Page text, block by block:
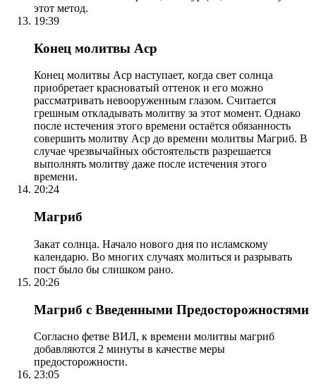
этот метод.
19:39
Конец молитвы Аср
Конец молитвы Аср наступает, когда свет солнца
приобретает красноватый оттенок и его можно
рассматривать невооруженным глазом. Считается
грешным откладывать молитву за этот момент. Однако
после истечения этого времени остаётся обязанность
совершить молитву Аср до времени молитвы Магриб. В
случае чрезвычайных обстоятельств разрешается
выполнять молитву даже после истечения этого
времени.
20:24
Магриб
Закат солнца. Начало нового дня по исламскому
календарю. Во многих случаях молиться и разрывать
пост было бы слишком рано.
20:26
Магриб с Введенными Предосторожностями
Согласно фетве ВИЛ, к времени молитвы магриб
добавляются 2 минуты в качестве меры
предосторожности.
23:05